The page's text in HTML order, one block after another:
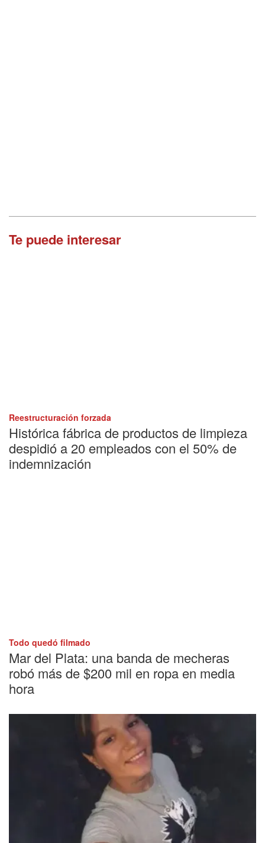
Te puede interesar
Reestructuración forzada
Histórica fábrica de productos de limpieza
despidió a 20 empleados con el 50% de
indemnización
Todo quedó filmado
Mar del Plata: una banda de mecheras
robó más de $200 mil en ropa en media
hora